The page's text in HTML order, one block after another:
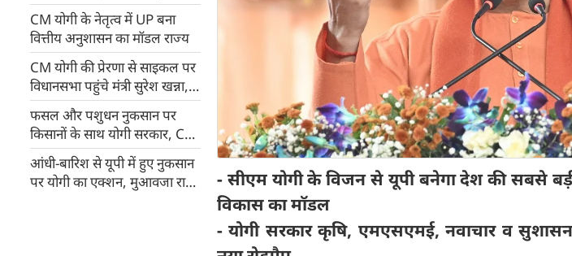
परियोजनाओं से 3.72 करोड़ लोगों
को मिला लाभ
CM योगी के नेतृत्व में UP बना
वित्तीय अनुशासन का मॉडल राज्य
CM योगी की प्रेरणा से साइकल पर
विधानसभा पहुंचे मंत्री सुरेश खन्ना,
ईंधन बचत का दिया संदेश, काशी में
दिखा असर
फसल और पशुधन नुकसान पर
किसानों के साथ योगी सरकार, CM
योगी ने राहत और मुआवजे के दिए
सख्त निर्देश
आंधी-बारिश से यूपी में हुए नुकसान
पर योगी का एक्शन, मुआवजा राशि
- सीएम योगी के विजन से यूपी बनेगा देश की सबसे
विकास का मॉडल
- योगी सरकार कृषि, एमएसएमई, नवाचार व